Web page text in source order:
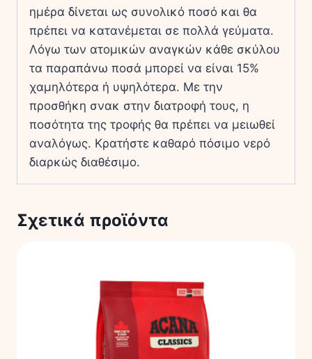
ημέρα δίνεται ως συνολικό ποσό και θα
πρέπει να κατανέμεται σε πολλά γεύματα.
Λόγω των ατομικών αναγκών κάθε σκύλου
τα παραπάνω ποσά μπορεί να είναι 15%
χαμηλότερα ή υψηλότερα. Με την
προσθήκη σνακ στην διατροφή τους, η
ποσότητα της τροφής θα πρέπει να μειωθεί
αναλόγως. Κρατήστε καθαρό πόσιμο νερό
διαρκώς διαθέσιμο.
Σχετικά προϊόντα